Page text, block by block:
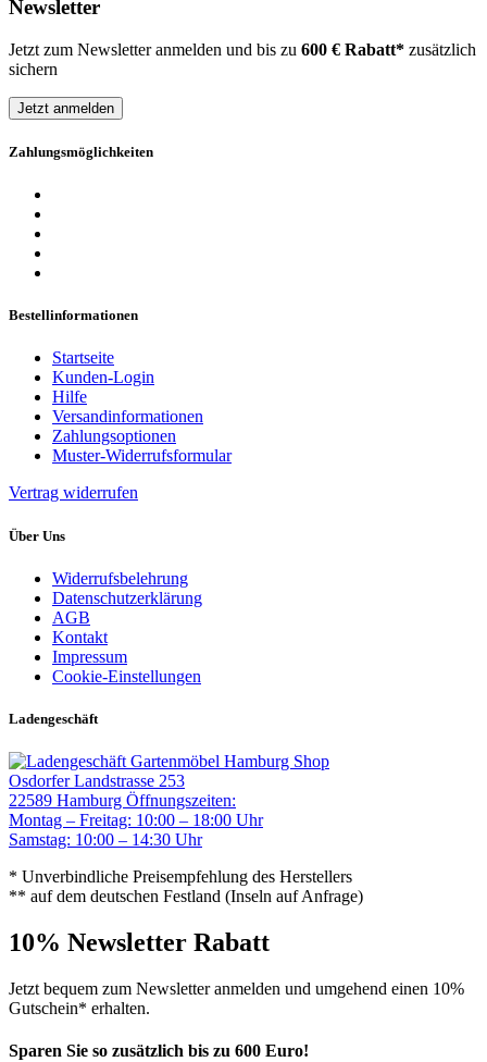
Newsletter
Jetzt zum Newsletter anmelden und bis zu 600 € Rabatt* zusätzlich
sichern
Jetzt anmelden
Zahlungsmöglichkeiten
Bestellinformationen
Startseite
Kunden-Login
Hilfe
Versandinformationen
Zahlungsoptionen
Muster-Widerrufsformular
Vertrag widerrufen
Über Uns
Widerrufsbelehrung
Datenschutzerklärung
AGB
Kontakt
Impressum
Cookie-Einstellungen
Ladengeschäft
Gartenmöbel Hamburg Shop
Osdorfer Landstrasse 253
22589 Hamburg Öffnungszeiten:
Montag – Freitag: 10:00 – 18:00 Uhr
Samstag: 10:00 – 14:30 Uhr
* Unverbindliche Preisempfehlung des Herstellers
** auf dem deutschen Festland (Inseln auf Anfrage)
10% Newsletter Rabatt
Jetzt bequem zum Newsletter anmelden und umgehend einen 10%
Gutschein* erhalten.
Sparen Sie so zusätzlich bis zu 600 Euro!